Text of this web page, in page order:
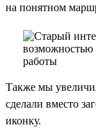
на понятном
Также мы
сделали вместо
иконку.